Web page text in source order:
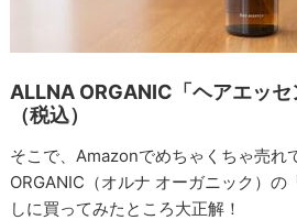
ALLNA ORGANIC「ヘアエッ
（税込）
そこで、Amazonでめちゃくちゃ売れ
ORGANIC（オルナ オーガニック）の
しに買ってみたところ大正解！